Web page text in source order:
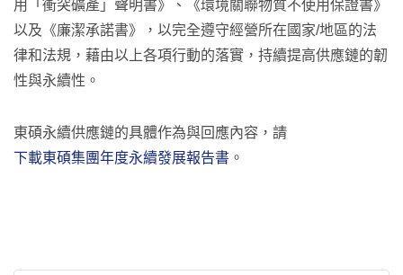
用「衝突礦產」聲明書》、《環境關聯物質不使用保證書》
以及《廉潔承諾書》，以完全遵守經營所在國家/地區的法
律和法規，藉由以上各項行動的落實，持續提高供應鏈的韌
性與永續性。
東碩永續供應鏈的具體作為與回應內容，請
下載東碩集團年度永續發展報告書 。